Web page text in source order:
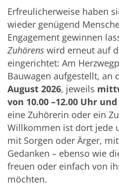
Erfreulicherweise haben
wieder genügend
Engagement gewinnen
Zuhörens wird erneut auf
eingerichtet: Am
Bauwagen aufgestellt, an
August 2026, jeweils
von 10.00 –12.00 Uhr
eine Zuhörerin oder ein
Willkommen ist dort jede
mit Sorgen oder Ärger,
Gedanken – ebenso wie
freuen oder einfach von
möchten.